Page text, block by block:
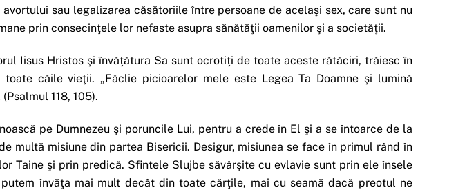
sau legalizarea căsătoriile între persoane de acelaşi sex, care sunt nu
prin consecinţele lor nefaste asupra sănătăţii oamenilor şi a societăţii.
Iisus Hristos şi învăţătura Sa sunt ocrotiţi de toate aceste rătăciri, trăiesc în
căile vieţii. „Făclie picioarelor mele este Legea Ta Doamne şi lumină
118, 105).
pe Dumnezeu şi poruncile Lui, pentru a crede în El şi a se întoarce de la
multă misiune din partea Bisericii. Desigur, misiunea se face în primul rând în
Taine şi prin predică. Sfintele Slujbe săvârşite cu evlavie sunt prin ele însele
învăţa mai mult decât din toate cărţile, mai cu seamă dacă preotul ne